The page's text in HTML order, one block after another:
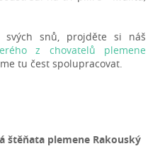
svých snů, projděte si náš
z chovatelů plemene
tu čest spolupracovat.
štěňata plemene Rakouský